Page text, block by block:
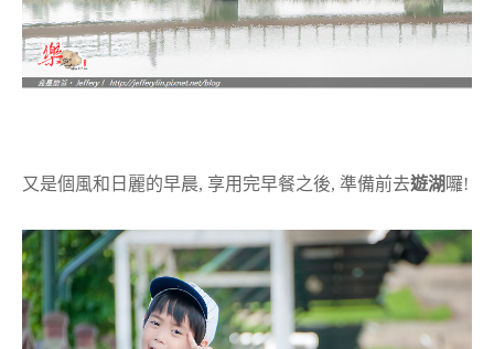
又是個風和日麗的早晨, 享用完早餐之後, 準備前去遊湖 囉!